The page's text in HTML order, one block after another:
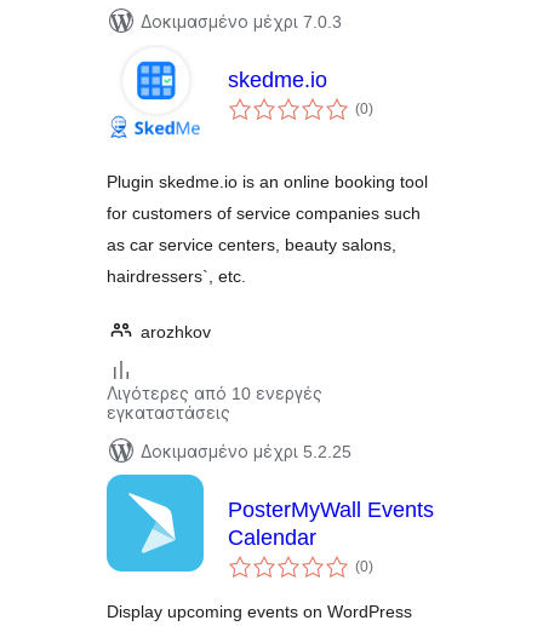
Δοκιμασμένο μέχρι 7.0.3
skedme.io
(0αξιολογήσεις
σύνολο
)
Plugin skedme.io is an online booking tool
for customers of service companies such
as car service centers, beauty salons,
hairdressers`, etc.
arozhkov
Λιγότερες από 10 ενεργές
εγκαταστάσεις
Δοκιμασμένο μέχρι 5.2.25
PosterMyWall Events
Calendar
(0αξιολογήσεις
σύνολο
)
Display upcoming events on WordPress